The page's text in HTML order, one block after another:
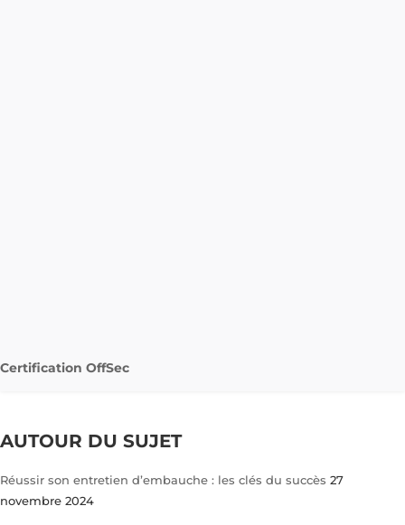
Certification OffSec
AUTOUR DU SUJET
Réussir son entretien d’embauche : les clés du succès 27
novembre 2024